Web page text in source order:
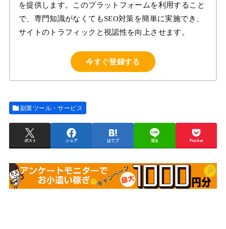
を提供します。このプラットフォームを利用すること
で、専門知識がなくてもSEO対策を簡単に実施でき、
サイトのトラフィックと視認性を向上させます。
今すぐ登録する
副業ツール・サービス
ポスト シェア はてブ 送る Pocket